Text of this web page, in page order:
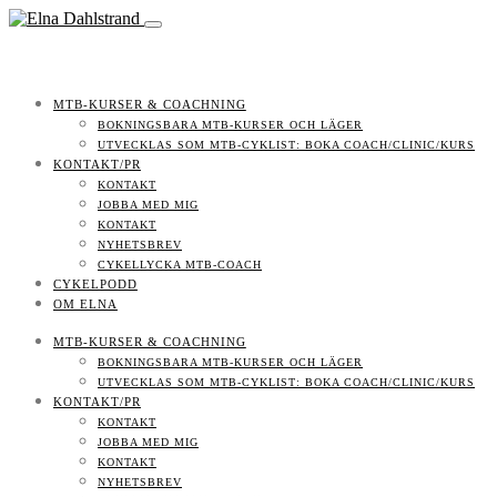
MTB-KURSER & COACHNING
BOKNINGSBARA MTB-KURSER OCH LÄGER
UTVECKLAS SOM MTB-CYKLIST: BOKA COACH/CLINIC/KURS
KONTAKT/PR
KONTAKT
JOBBA MED MIG
KONTAKT
NYHETSBREV
CYKELLYCKA MTB-COACH
CYKELPODD
OM ELNA
MTB-KURSER & COACHNING
BOKNINGSBARA MTB-KURSER OCH LÄGER
UTVECKLAS SOM MTB-CYKLIST: BOKA COACH/CLINIC/KURS
KONTAKT/PR
KONTAKT
JOBBA MED MIG
KONTAKT
NYHETSBREV